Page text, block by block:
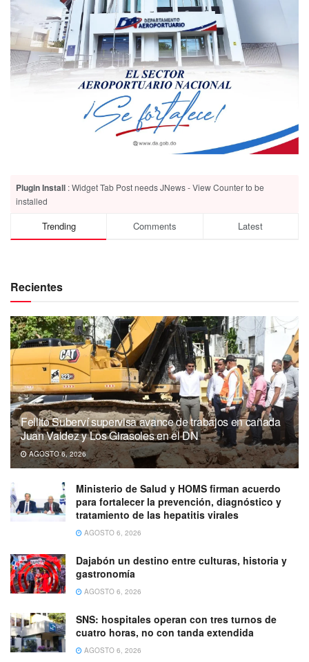
Plugin Install : Widget Tab Post needs JNews - View Counter to be
installed
Trending Comments Latest
Recientes
Fellito Suberví supervisa avance de trabajos en cañada
Juan Valdez y Los Girasoles en el DN
AGOSTO 6, 2026
Ministerio de Salud y HOMS firman acuerdo
para fortalecer la prevención, diagnóstico y
tratamiento de las hepatitis virales
AGOSTO 6, 2026
Dajabón un destino entre culturas, historia y
gastronomía
AGOSTO 6, 2026
SNS: hospitales operan con tres turnos de
cuatro horas, no con tanda extendida
AGOSTO 6, 2026